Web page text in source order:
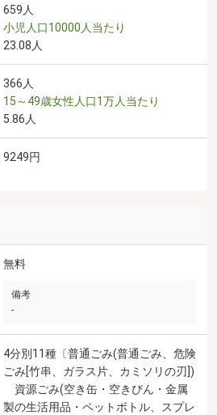
659人
小児人口10000人当たり
23.08人
366人
15～49歳女性人口1万人当たり
5.86人
9249円
無料
備考
-
4分別11種〔普通ごみ(普通ごみ、危険
ごみ[竹串、ガラス片、カミソリの刃])
資源ごみ(空き缶・空きびん・金属
製の生活用品・ペットボトル、スプレ